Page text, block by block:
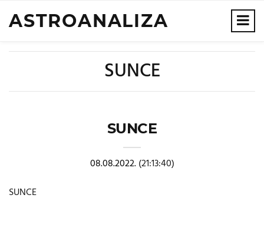
ASTROANALIZA
SUNCE
SUNCE
08.08.2022.(21:13:40)
SUNCE